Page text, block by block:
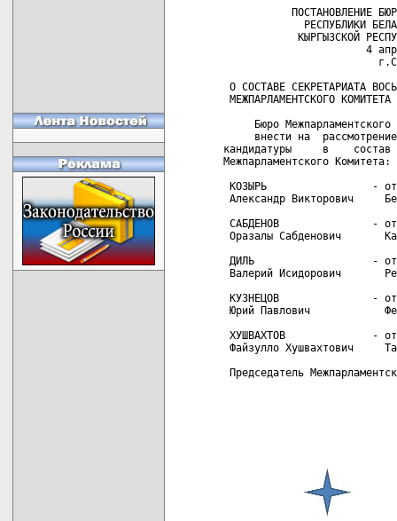
ПОСТАНОВЛЕНИЕ
РЕСПУБЛИКИ
КЫРГЫЗСКОЙ
4
О СОСТАВЕ СЕКРЕТАРИАТА
МЕЖПАРЛАМЕНТСКОГО КОМИТЕТА
Бюро Межпарламентского
внести на
кандидатуры     в    состав
Межпарламентского Комитета:
КОЗЫРЬ                 - от
Александр Викторович
САБДЕНОВ               - от
Оразалы Сабденович
ДИЛЬ                   - от
Валерий Исидорович
КУЗНЕЦОВ               - от
Юрий Павлович
ХУШВАХТОВ              - от
Файзулло Хушвахтович
Председатель